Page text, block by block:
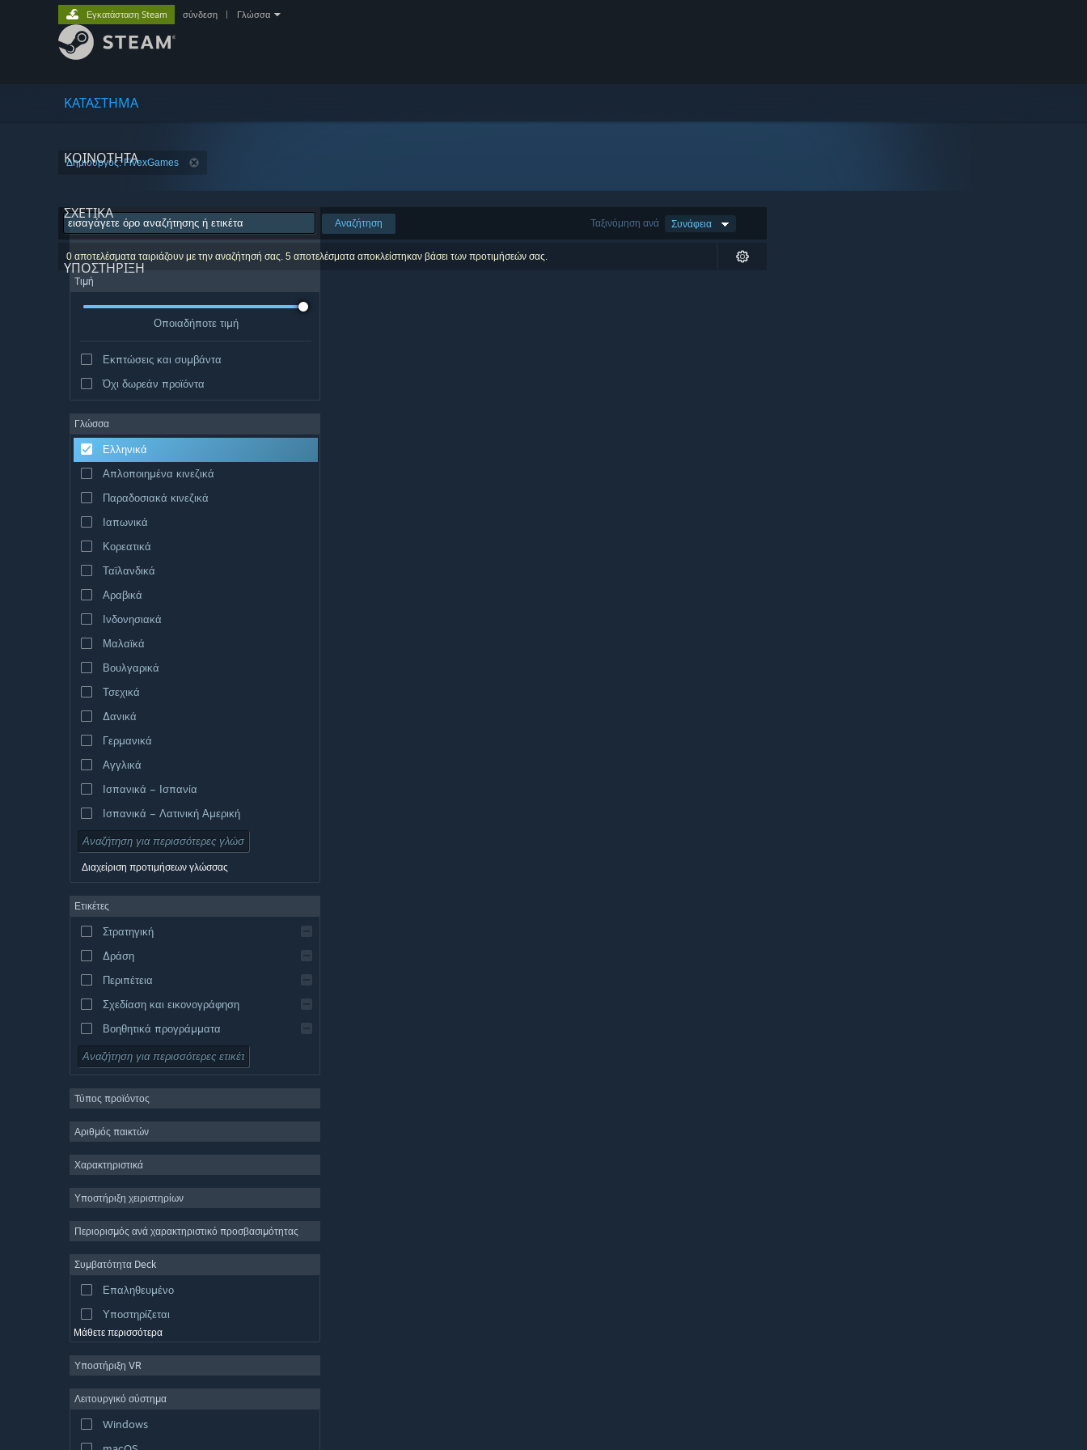
ΚΑΤΑΣΤΗΜΑ
ΚΟΙΝΟΤΗΤΑ
ΣΧΕΤΙΚΆ
ΥΠΟΣΤΗΡΙΞΗ
Εγκατάσταση Steam σύνδεση Γλώσσα
Δημιουργός: FivexGames
Ταξινόμηση ανά Συνάφεια
Αναζήτηση
0 αποτελέσματα ταιριάζουν με την αναζήτησή σας. 5 αποτελέσματα αποκλείστηκαν βάσει των προτιμήσεών σας.
Τιμή
Οποιαδήποτε τιμή
Εκπτώσεις και συμβάντα
Όχι δωρεάν προϊόντα
Γλώσσα
Ελληνικά
Απλοποιημένα κινεζικά
Παραδοσιακά κινεζικά
Ιαπωνικά
Κορεατικά
Ταϊλανδικά
Αραβικά
Ινδονησιακά
Μαλαϊκά
Βουλγαρικά
Τσεχικά
Δανικά
Γερμανικά
Αγγλικά
Ισπανικά – Ισπανία
Ισπανικά – Λατινική Αμερική
Διαχείριση προτιμήσεων γλώσσας
Ετικέτες
Στρατηγική
Δράση
Περιπέτεια
Σχεδίαση και εικονογράφηση
Βοηθητικά προγράμματα
Δωρεάν για παίξιμο
Μαζικό πολλών παικτών
Indie
Χαλαρό
Προσομοίωση
Παραγωγή βίντεο
Επεξεργασία εικόνας
Τύπος προϊόντος
Αριθμός παικτών
Χαρακτηριστικά
Υποστήριξη χειριστηρίων
Περιορισμός ανά χαρακτηριστικό προσβασιμότητας
Συμβατότητα Deck
Επαληθευμένο
Υποστηρίζεται
Μάθετε περισσότερα
Υποστήριξη VR
Λειτουργικό σύστημα
Windows